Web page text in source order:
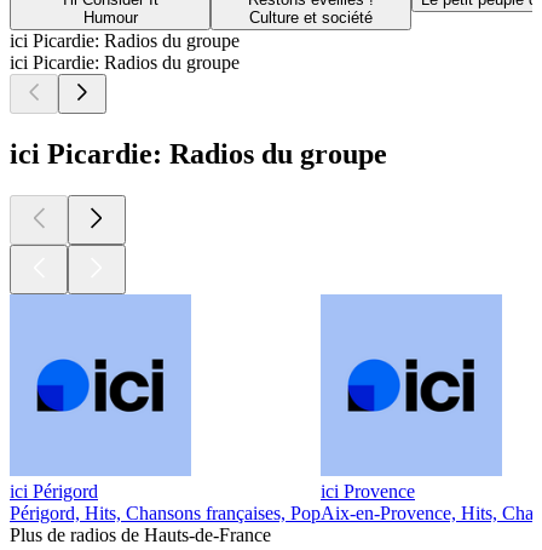
Humour
Culture et société
ici Picardie: Radios du groupe
ici Picardie: Radios du groupe
ici Picardie: Radios du groupe
ici Périgord
Périgord, Hits, Chansons françaises, Pop
ici Provence
Aix-en-Provence, Hits,
Plus de radios de Hauts-de-France